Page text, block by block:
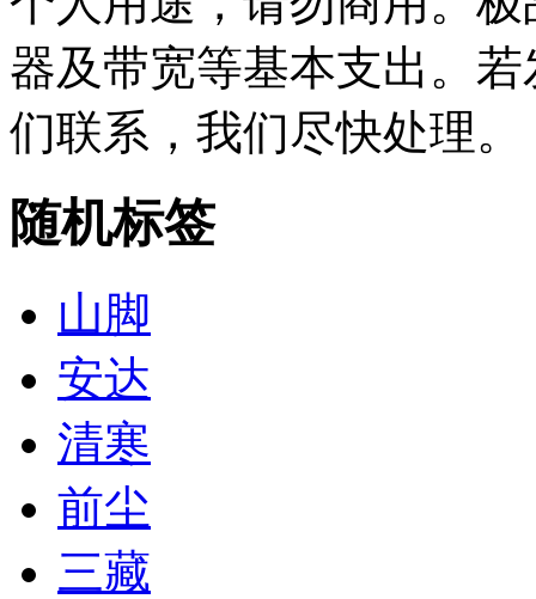
器及带宽等基本支出。
们联系，我们尽快处理。
随机标签
山脚
安达
清寒
前尘
三藏